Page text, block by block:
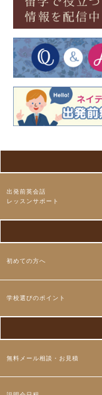
出発前英会話
レッスンサポート
初めての方へ
学校選びのポイント
無料メール相談・お見積